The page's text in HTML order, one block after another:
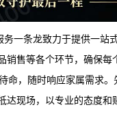
务一条龙致力于提供一站
售等各个环节，确保每
命，随时响应家属需求
现场，以专业的态度